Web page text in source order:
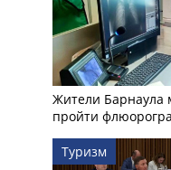
Жители Барнаула
пройти
Туризм